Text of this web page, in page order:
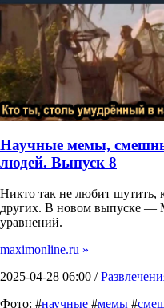
Научные мемы,
людей. Выпуск 8
Никто так не любит шутить,
других. В новом выпуске —
уравнений.
maximonline.ru »
2025-04-28 06:00 /
Фото: #научные #мемы #